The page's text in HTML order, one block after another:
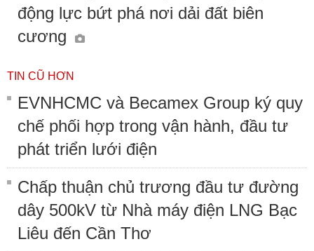
động lực bứt phá nơi dải đất biên
cương
TIN CŨ HƠN
EVNHCMC và Becamex Group ký quy
chế phối hợp trong vận hành, đầu tư
phát triển lưới điện
Chấp thuận chủ trương đầu tư đường
dây 500kV từ Nhà máy điện LNG Bạc
Liêu đến Cần Thơ